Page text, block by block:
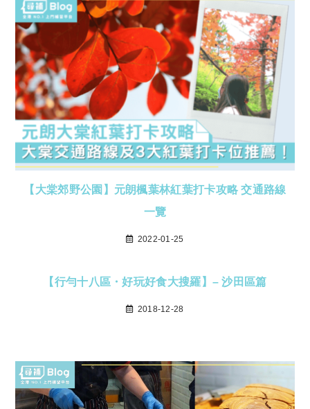
【大棠郊野公園】元朗楓葉林紅葉打卡攻略 交通路線
一覽
2022-01-25
【行勻十八區・好玩好食大搜羅】– 沙田區篇
2018-12-28